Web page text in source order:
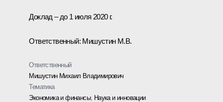
Доклад – до 1 июля 2020 г.
Ответственный: Мишустин М.В.
Ответственный
Мишустин Михаил Владимирович
Тематика
Экономика и финансы, Наука и инновации